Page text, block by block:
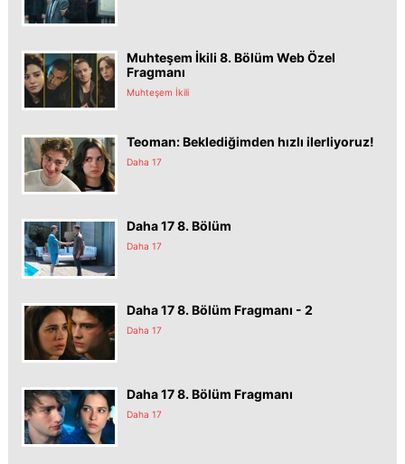
Muhteşem İkili 8. Bölüm Web Özel
Fragmanı
Muhteşem İkili
Teoman: Beklediğimden hızlı ilerliyoruz!
Daha 17
Daha 17 8. Bölüm
Daha 17
Daha 17 8. Bölüm Fragmanı - 2
Daha 17
Daha 17 8. Bölüm Fragmanı
Daha 17